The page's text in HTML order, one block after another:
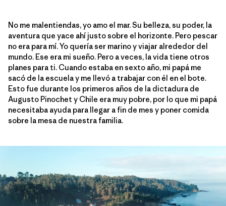
No me malentiendas, yo amo el mar. Su belleza, su poder, la
aventura que yace ahí justo sobre el horizonte. Pero pescar
no era para mí. Yo quería ser marino y viajar alrededor del
mundo. Ese era mi sueño. Pero a veces, la vida tiene otros
planes para ti. Cuando estaba en sexto año, mi papá me
sacó de la escuela y me llevó a trabajar con él en el bote.
Esto fue durante los primeros años de la dictadura de
Augusto Pinochet y Chile era muy pobre, por lo que mi papá
necesitaba ayuda para llegar a fin de mes y poner comida
sobre la mesa de nuestra familia.